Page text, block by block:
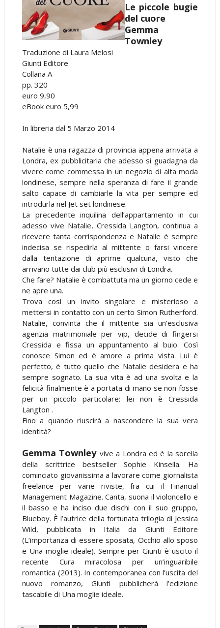
Le piccole bugie
del cuore
Gemma
Townley
Traduzione di Laura Melosi
Giunti Editore
Collana A
pp. 320
euro 9,90
eBook euro 5,99
In libreria dal 5 Marzo 2014
Natalie è una ragazza di provincia appena arrivata a
Londra, ex pubblicitaria che adesso si guadagna da
vivere come commessa in un negozio di alta moda
londinese, sempre nella speranza di fare il grande
salto capace di cambiarle la vita per sempre ed
introdurla nel Jet set londinese.
La precedente inquilina dell’appartamento in cui
adesso vive Natalie, Cressida Langton, continua a
ricevere tanta corrispondenza e Natalie è sempre
indecisa se rispedirla al mittente o farsi vincere
dalla tentazione di aprirne qualcuna, visto che
arrivano tutte dai club più esclusivi di Londra.
Che fare? Natalie è combattuta ma un giorno cede e
ne apre una.
Trova così un invito singolare e misterioso a
mettersi in contatto con un certo Simon Rutherford.
Natalie, convinta che il mittente sia un’esclusiva
agenzia matrimoniale per vip, decide di fingersi
Cressida e fissa un appuntamento al buio. Così
conosce Simon ed è amore a prima vista. Lui è
perfetto, è tutto quello che Natalie desidera e ha
sempre sognato. La sua vita è ad una svolta e la
felicità finalmente è a portata di mano se non fosse
per un piccolo particolare: lei non è Cressida
Langton .
Fino a quando riuscirà a nascondere la sua vera
identità?
Gemma Townley vive a Londra ed è la sorella
della scrittrice bestseller Sophie Kinsella. Ha
cominciato giovanissima a lavorare come giornalista
freelance per varie riviste, fra cui il Financial
Management Magazine. Canta, suona il violoncello e
il basso e ha inciso due dischi con il suo gruppo,
Blueboy. È l’autrice della fortunata trilogia di Jessica
Wild, pubblicata in Italia da Giunti Editore
(L’importanza di essere sposata, Occhio allo sposo
e Una moglie ideale). Sempre per Giunti è uscito il
recente Cura miracolosa per un’inguaribile
romantica (2013). In contemporanea con l’uscita del
nuovo romanzo, Giunti pubblicherà l’edizione
tascabile di Una moglie ideale.